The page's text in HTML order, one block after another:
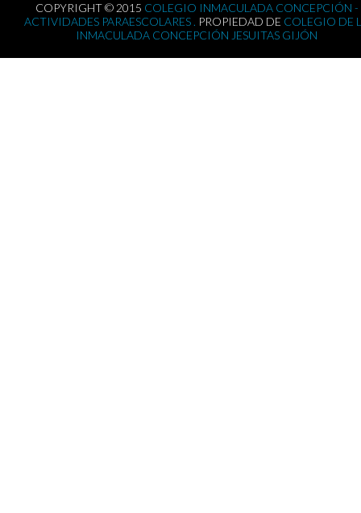
COPYRIGHT © 2015 COLEGIO INMACULADA CONCEPCIÓN -
ACTIVIDADES PARAESCOLARES . PROPIEDAD DE COLEGIO DE
INMACULADA CONCEPCIÓN JESUITAS GIJÓN